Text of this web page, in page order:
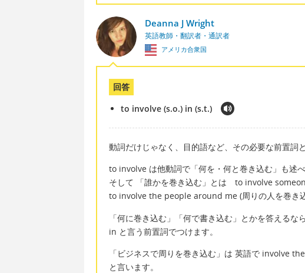
Deanna J Wright
英語教師・翻訳者・通訳者
アメリカ合衆国
回答
to involve (s.o.) in (s.t.)
動詞だけじゃなく、目的語など、その必要な前置詞
to involve は他動詞で「何を・何と巻き込む」も述べ
そして 「誰かを巻き込む」とは to involve
to involve the people around me (周りの人を巻き込
「何に巻き込む」「何で書き込む」とかを答える
in と言う前置詞でつけます。
「ビジネスで周りを巻き込む」は 英語で involve
と言います。